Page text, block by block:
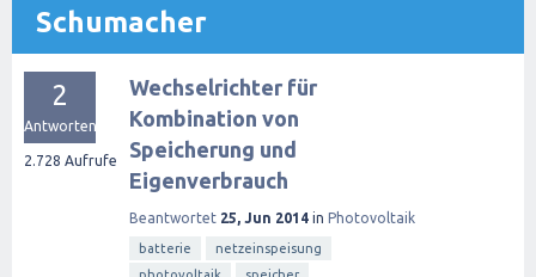
Schumacher
2
Antworten
2.728 Aufrufe
Wechselrichter für
Kombination von
Speicherung und
Eigenverbrauch
Beantwortet 25, Jun 2014 in Photovoltaik
batterie
netzeinspeisung